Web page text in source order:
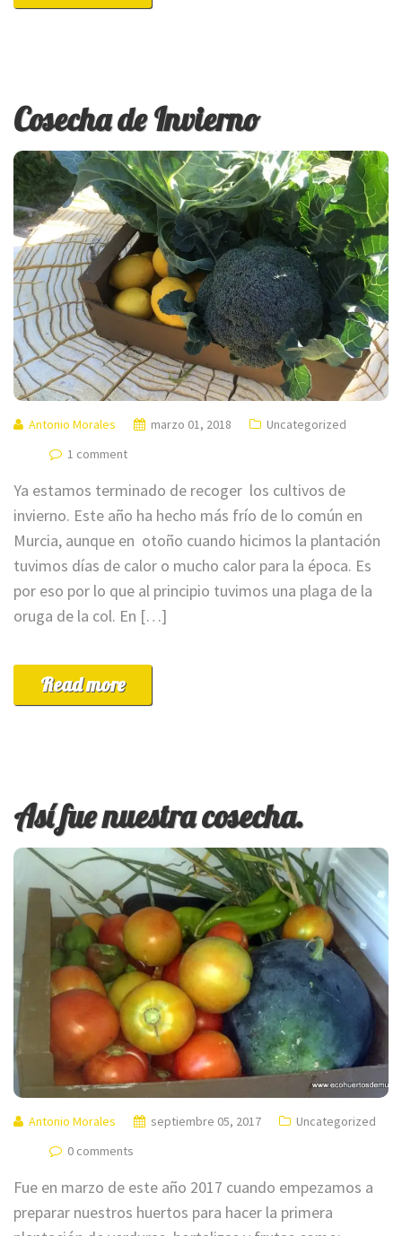
Cosecha de Invierno
Antonio Morales marzo 01, 2018
Uncategorized
1 comment
Ya estamos terminado de recoger los cultivos de
invierno. Este año ha hecho más frío de lo común en
Murcia, aunque en otoño cuando hicimos la plantación
tuvimos días de calor o mucho calor para la época. Es
por eso por lo que al principio tuvimos una plaga de la
oruga de la col. En […]
Read more
Así fue nuestra cosecha.
Antonio Morales septiembre 05, 2017
Uncategorized
0 comments
Fue en marzo de este año 2017 cuando empezamos a
preparar nuestros huertos para hacer la primera